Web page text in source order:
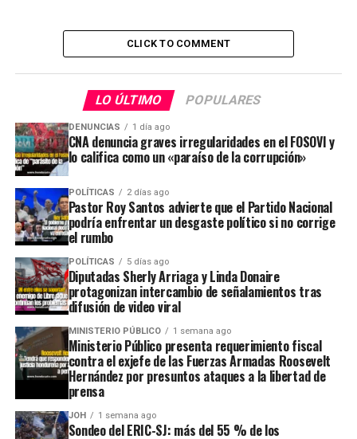
CLICK TO COMMENT
LO ÚLTIMO POPULARES
DENUNCIAS 1 día ago
CNA denuncia graves irregularidades en el FOSOVI y
lo califica como un «paraíso de la corrupción»
POLÍTICAS 2 días ago
Pastor Roy Santos advierte que el Partido Nacional
podría enfrentar un desgaste político si no corrige
el rumbo
POLÍTICAS 5 días ago
Diputadas Sherly Arriaga y Linda Donaire
protagonizan intercambio de señalamientos tras
difusión de video viral
MINISTERIO PÚBLICO 1 semana ago
Ministerio Público presenta requerimiento fiscal
contra el exjefe de las Fuerzas Armadas Roosevelt
Hernández por presuntos ataques a la libertad de
prensa
JOH 1 semana ago
Sondeo del ERIC-SJ: más del 55 % de los